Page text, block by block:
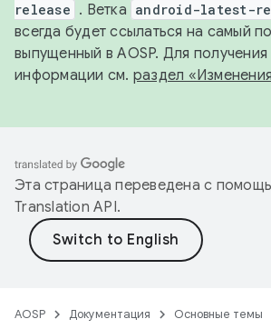
release . Ветка android-latest-
всегда будет ссылаться на самый
выпущенный в AOSP. Для
информации см. раздел
Эта страница переведена с
Translation API.
AOSP Документация Основные темы